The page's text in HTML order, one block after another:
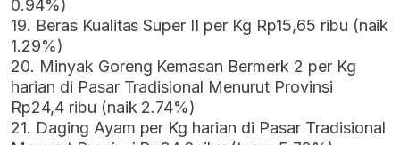
0.94%)
19. Beras Kualitas Super II per Kg Rp15,65 ribu (naik
1.29%)
20. Minyak Goreng Kemasan Bermerk 2 per Kg
harian di Pasar Tradisional Menurut Provinsi
Rp24,4 ribu (naik 2.74%)
21. Daging Ayam per Kg harian di Pasar Tradisional